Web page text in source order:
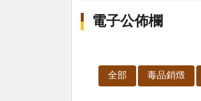
電子公佈欄
全部 毒品銷燬